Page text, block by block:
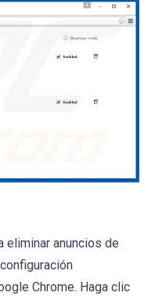
eliminar anuncios de
Chrome. Haga clic